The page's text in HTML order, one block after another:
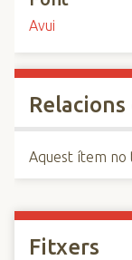
Avui
Aquest ítem no
Fitxers